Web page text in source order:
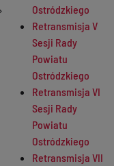
Ostródzkiego
Retransmisja V
Sesji Rady
Powiatu
Ostródzkiego
Retransmisja VI
Sesji Rady
Powiatu
Ostródzkiego
Retransmisja VII